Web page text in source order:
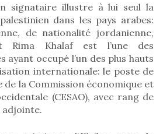
signataire illustre à lui seul la
dans les pays arabes:
de nationalité jordanienne,
Rima Khalaf est l’une des
ayant occupé l’un des plus hauts
internationale: le poste de
de la Commission économique et
(CESAO), avec rang de
adjointe.